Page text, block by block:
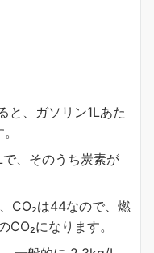
と、ガソリン1Lあた
、そのうち炭素が
CO₂は44なので、燃
になります。